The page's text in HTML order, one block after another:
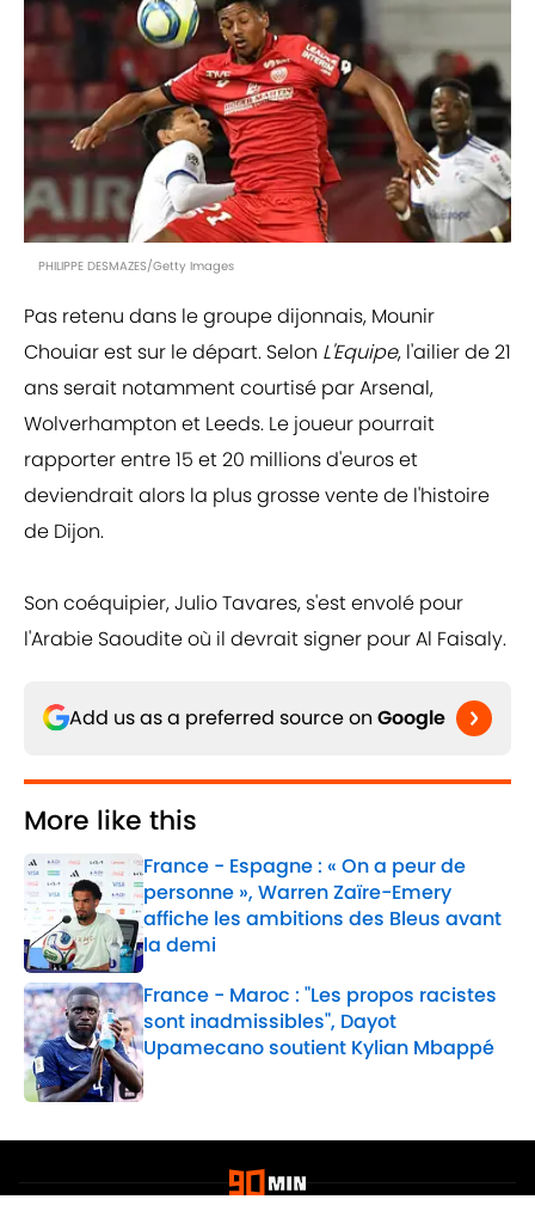
PHILIPPE DESMAZES/Getty Images
Pas retenu dans le groupe dijonnais, Mounir
Chouiar est sur le départ. Selon L'Equipe, l'ailier de 21
ans serait notamment courtisé par Arsenal,
Wolverhampton et Leeds. Le joueur pourrait
rapporter entre 15 et 20 millions d'euros et
deviendrait alors la plus grosse vente de l'histoire
de Dijon.
Son coéquipier, Julio Tavares, s'est envolé pour
l'Arabie Saoudite où il devrait signer pour Al Faisaly.
Add us as a preferred source on Google
More like this
France - Espagne : « On a peur de
personne », Warren Zaïre-Emery
affiche les ambitions des Bleus avant
la demi
Published by on Invalid Date
France - Maroc : "Les propos racistes
sont inadmissibles", Dayot
Upamecano soutient Kylian Mbappé
Published by on Invalid Date